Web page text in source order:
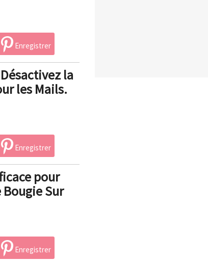
Enregistrer
la
les Mails.
Enregistrer
pour
Bougie Sur
Enregistrer